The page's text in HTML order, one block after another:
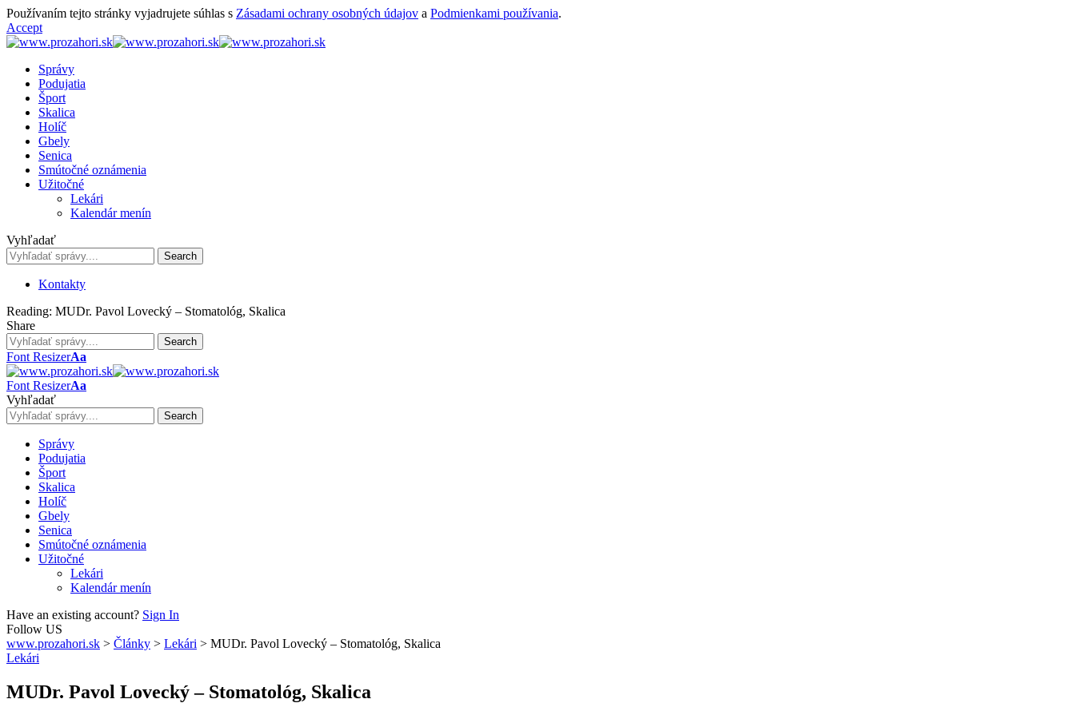
Používaním tejto stránky vyjadrujete súhlas s Zásadami ochrany osobných údajov a Podmienkami používania.
Accept
Správy
Podujatia
Šport
Skalica
Holíč
Gbely
Senica
Smútočné oznámenia
Užitočné
Lekári
Kalendár menín
Vyhľadať
Kontakty
Reading: MUDr. Pavol Lovecký – Stomatológ, Skalica
Share
Font ResizerAa
Font ResizerAa
Vyhľadať
Správy
Podujatia
Šport
Skalica
Holíč
Gbely
Senica
Smútočné oznámenia
Užitočné
Lekári
Kalendár menín
Have an existing account? Sign In
Follow US
www.prozahori.sk > Články > Lekári > MUDr. Pavol Lovecký – Stomatológ, Skalica
Lekári
MUDr. Pavol Lovecký – Stomatológ, Skalica